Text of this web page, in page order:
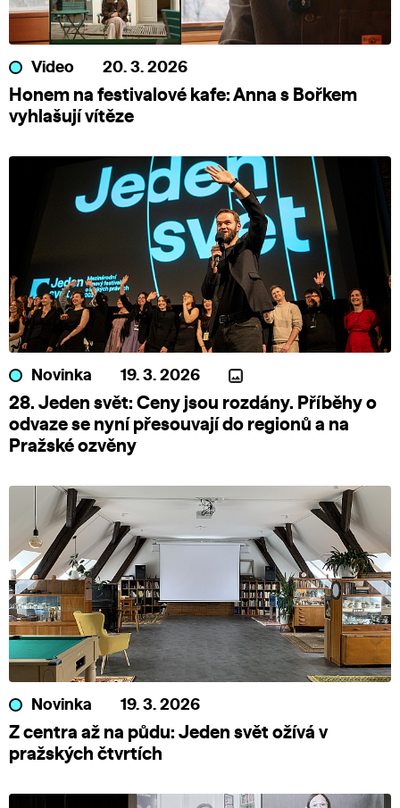
Video 20. 3. 2026
Honem na festivalové kafe: Anna s Bořkem
vyhlašují vítěze
Novinka 19. 3. 2026
28. Jeden svět: Ceny jsou rozdány. Příběhy o
odvaze se nyní přesouvají do regionů a na
Pražské ozvěny
Novinka 19. 3. 2026
Z centra až na půdu: Jeden svět ožívá v
pražských čtvrtích